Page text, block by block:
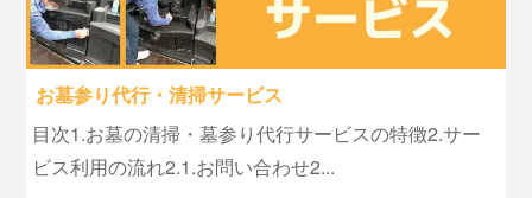
お墓参り代行・清掃サービス
目次1.お墓の清掃・墓参り代行サービスの特徴2.サー
ビス利用の流れ2.1.お問い合わせ2...